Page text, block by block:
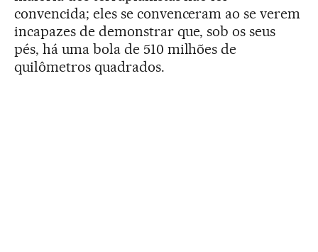
convencida; eles se convenceram ao se verem
incapazes de demonstrar que, sob os seus
pés, há uma bola de 510 milhões de
quilômetros quadrados.